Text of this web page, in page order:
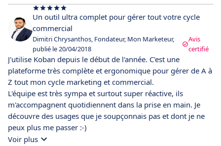
Un outil ultra complet pour gérer tout votre cycle
commercial
Dimitri Chrysanthos, Fondateur, Mon Marketeur,
publié le 20/04/2018
Avis
certifié
J'utilise Koban depuis le début de l'année. C'est une
plateforme très complète et ergonomique pour gérer de A à
Z tout mon cycle marketing et commercial.
L'équipe est très sympa et surtout super réactive, ils
m'accompagnent quotidiennent dans la prise en main. Je
découvre des usages que je soupçonnais pas et dont je ne
peux plus me passer :-)
Voir plus